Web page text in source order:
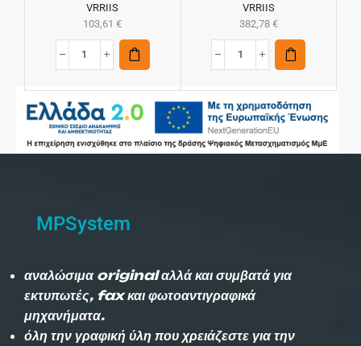
VRRIIS
103,61€
VRRIIS
382,78 €
MPSystem
αναλώσιμα original αλλά και συμβατά για
εκτυπωτές, fax και φωτοαντιγραφικά
μηχανήματα.
όλη την γραφική ύλη που χρειάζεστε για την